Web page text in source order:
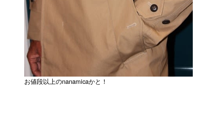
お値段以上のnanamicaかと！